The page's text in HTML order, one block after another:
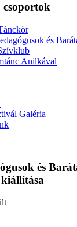
csoportok
és
Anilkával
Galéria
és